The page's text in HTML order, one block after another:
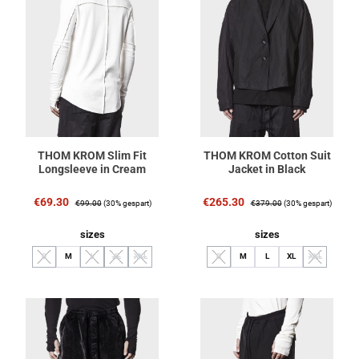
THOM KROM Slim Fit
Longsleeve in Cream
Verkaufspreis:
€69.30 Regulärer Preis:
€99.00 (30% gespart)
sizesauswählen
S
(Diese Option ist zurzeit nicht verfügbar.)
M L
(Diese Option ist zurzeit nicht verfügbar.)
XL
(Diese Option ist zurzeit nicht verfügbar.)
XXL
(Diese Option ist zurzeit nicht verfügbar.)
THOM KROM Cotton Suit
Jacket in Black
Verkaufspreis:
€265.30 Regulärer Preis:
€379.00 (30% gespart)
sizesauswählen
S
(Diese Option ist zurzeit nicht verfügbar.)
M L XL XXL
(Diese